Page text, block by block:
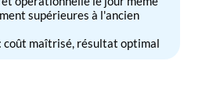
supérieures à l'ancien
coût maîtrisé, résultat optimal